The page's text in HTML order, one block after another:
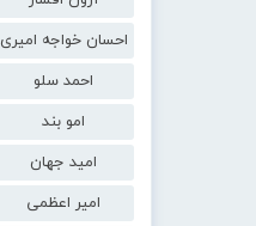
احسان خواجه امیری
احمد سلو
امو بند
امید جهان
امیر اعظمی